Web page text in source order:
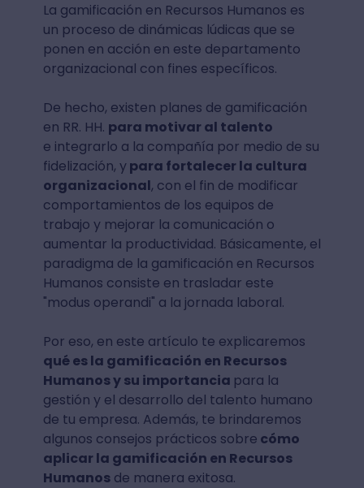
La gamificación en Recursos Humanos es
un proceso de dinámicas lúdicas que se
ponen en acción en este departamento
organizacional con fines específicos.
De hecho, existen planes de gamificación
en RR. HH. para motivar al talento
e integrarlo a la compañía por medio de su
fidelización, ypara fortalecer la cultura
organizacional, con el fin de modificar
comportamientos de los equipos de
trabajo y mejorar la comunicación o
aumentar la productividad. Básicamente, el
paradigma de la gamificación en Recursos
Humanos consiste en trasladar este
"modus operandi" a la jornada laboral.
Por eso, en este artículo te explicaremos
qué es la gamificación en Recursos
Humanos y su importancia para la
gestión y el desarrollo del talento humano
de tu empresa. Además, te brindaremos
algunos consejos prácticos sobre cómo
aplicar la gamificación en Recursos
Humanosde manera exitosa.